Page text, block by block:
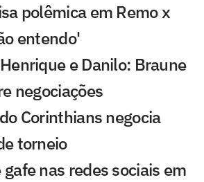
polêmica em Remo x
entendo'
e Danilo: Braune
negociações
Corinthians negocia
torneio
nas redes sociais em